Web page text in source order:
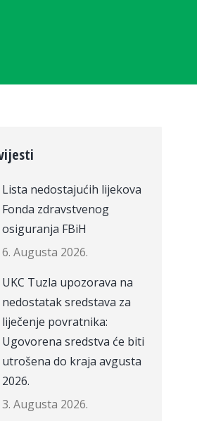
Lista nedostajućih lijekova
Fonda zdravstvenog
osiguranja FBiH
6. Augusta 2026.
UKC Tuzla upozorava na
nedostatak sredstava za
liječenje povratnika:
Ugovorena sredstva će biti
utrošena do kraja avgusta
2026.
3. Augusta 2026.